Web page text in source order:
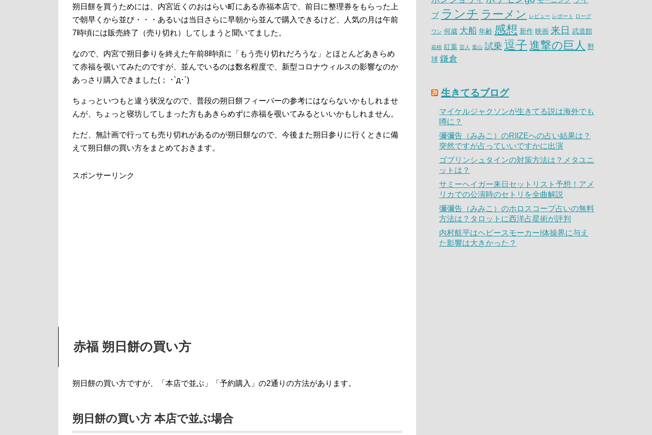
朔日餅を買うためには、内宮近くのおはらい町にある赤福本店で、前日に整理券をもらった上
で朝早くから並び・・・あるいは当日さらに早朝から並んで購入できるけど、人気の月は午前
7時頃には販売終了（売り切れ）してしまうと聞いてました。
なので、内宮で朔日参りを終えた午前8時頃に「もう売り切れだろうな」とほとんどあきらめ
て赤福を覗いてみたのですが、並んでいるのは数名程度で、新型コロナウィルスの影響なのか
あっさり購入できました(； ･`д･´)
ちょっといつもと違う状況なので、普段の朔日餅フィーバーの参考にはならないかもしれませ
んが、ちょっと寝坊してしまった方もあきらめずに赤福を覗いてみるといいかもしれません。
ただ、無計画で行っても売り切れがあるのが朔日餅なので、今後また朔日参りに行くときに備
えて朔日餅の買い方をまとめておきます。
スポンサーリンク
赤福 朔日餅の買い方
朔日餅の買い方ですが、「本店で並ぶ」「予約購入」の2通りの方法があります。
朔日餅の買い方 本店で並ぶ場合
ブ ランチ ラーメン レビュー レポート ローグ
ワン 何歳 大船 年齢 感想 新作 映画 来日 武道館
箱根 紅葉 芸人 葉山 試乗 逗子 進撃の巨人 野
球 鎌倉
生きてるブログ
マイケルジャクソンが生きてる説は海外でも
噂に？
彌彌告（みみこ）のRIIZEへの占い結果は？
突然ですが占っていいですかに出演
ゴブリンシュタインの対策方法は？メタユニ
ットは？
サミーヘイガー来日セットリスト予想！アメ
リカでの公演時のセトリを全曲解説
彌彌告（みみこ）のホロスコープ占いの無料
方法は？タロットに西洋占星術が評判
内村航平はヘビースモーカー|体操界に与え
た影響は大きかった？